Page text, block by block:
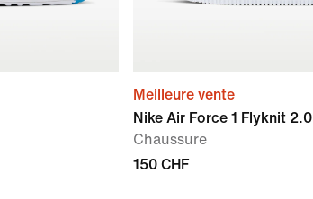
Meilleure vente
Nike Air Force 1 Flyknit 2.0
Chaussure
150 CHF